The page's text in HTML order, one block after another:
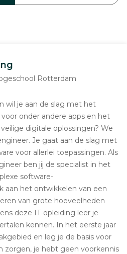
Rotterdam
wil je aan de slag met het
onder andere apps en het
digitale oplossingen? We
Je gaat aan de slag met
voor allerlei toepassingen. Als
ben jij de specialist in het
software-
aan het ontwikkelen van een
van grote hoeveelheden
deze IT-opleiding leer je
kennen. In het eerste jaar
en leg je de basis voor
zorgen, je hebt geen voorkennis